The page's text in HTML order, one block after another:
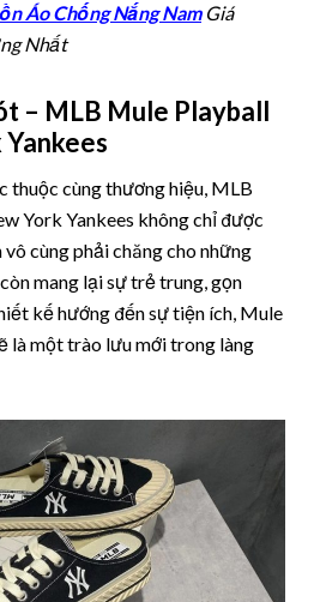
Áo Chống Nắng Nam Giá
Nhất
– MLB Mule Playball
thuộc cùng thương hiệu, MLB
York Yankees không chỉ được
cùng phải chăng cho những
mang lại sự trẻ trung, gọn
kế hướng đến sự tiện ích, Mule
là một trào lưu mới trong làng